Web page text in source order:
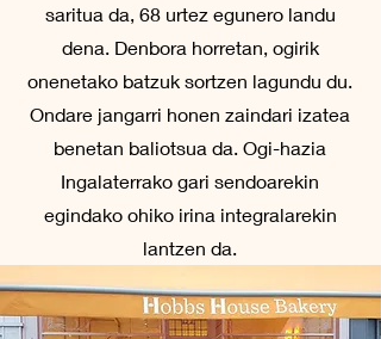
saritua da, 68 urtez egunero landu
dena. Denbora horretan, ogirik
onenetako batzuk sortzen lagundu du.
Ondare jangarri honen zaindari izatea
benetan baliotsua da. Ogi-hazia
Ingalaterrako gari sendoarekin
egindako ohiko irina integralarekin
lantzen da.